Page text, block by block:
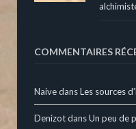
COMMENTAIRES
NaivedansLes sources
DenizotdansUn peu de